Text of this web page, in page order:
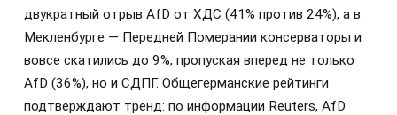
двукратный отрыв AfD от ХДС (41% против 24%), а в
Мекленбурге — Передней Померании консерваторы и
вовсе скатились до 9%, пропуская вперед не только
AfD (36%), но и СДПГ. Общегерманские рейтинги
подтверждают тренд: по информации Reuters, AfD